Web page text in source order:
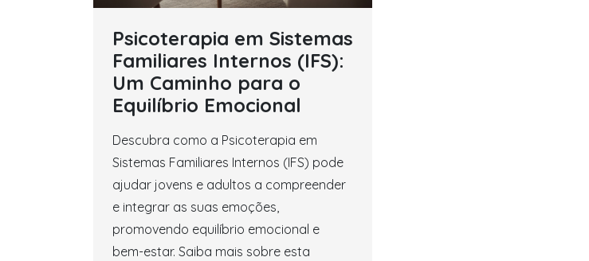
Psicoterapia em Sistemas
Familiares Internos (IFS):
Um Caminho para o
Equilíbrio Emocional
Descubra como a Psicoterapia em
Sistemas Familiares Internos (IFS) pode
ajudar jovens e adultos a compreender
e integrar as suas emoções,
promovendo equilíbrio emocional e
bem-estar. Saiba mais sobre esta